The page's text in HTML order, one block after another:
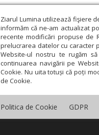
Ziarul Lumina utilizează fişiere
informăm că ne-am actualizat
recente modificări propuse de
prelucrarea datelor cu caracter
Website-ul nostru te rugăm
continuarea navigării pe
Cookie. Nu uita totuși că poți
de Cookie.
Politica de Cookie GDPR